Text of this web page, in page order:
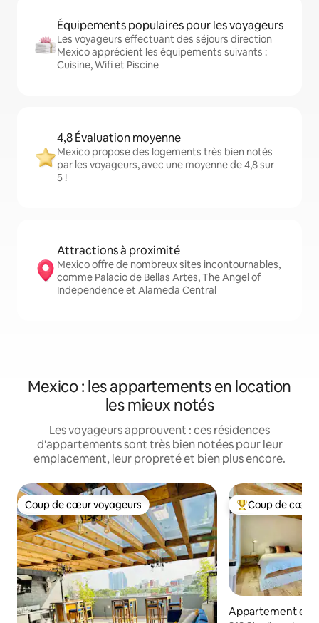
Équipements populaires pour les voyageurs
Les voyageurs effectuant des séjours direction
Mexico apprécient les équipements suivants :
Cuisine, Wifi et Piscine
4,8 Évaluation moyenne
Mexico propose des logements très bien notés
par les voyageurs, avec une moyenne de 4,8 sur
5 !
Attractions à proximité
Mexico offre de nombreux sites incontournables,
comme Palacio de Bellas Artes, The Angel of
Independence et Alameda Central
Mexico : les appartements en location
les mieux notés
Les voyageurs approuvent : ces résidences
d'appartements sont très bien notées pour leur
emplacement, leur propreté et bien plus encore.
Coup de cœur voyageurs
Coup de cœur voyageurs Coups de cœur
Coup de cœur
Appartement en